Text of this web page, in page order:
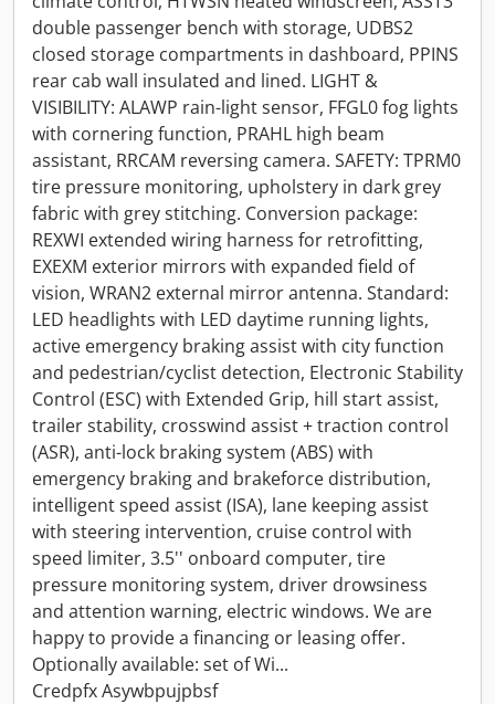
double passenger bench with storage, UDBS2
closed storage compartments in dashboard, PPINS
rear cab wall insulated and lined. LIGHT &
VISIBILITY: ALAWP rain-light sensor, FFGL0 fog lights
with cornering function, PRAHL high beam
assistant, RRCAM reversing camera. SAFETY: TPRM0
tire pressure monitoring, upholstery in dark grey
fabric with grey stitching. Conversion package:
REXWI extended wiring harness for retrofitting,
EXEXM exterior mirrors with expanded field of
vision, WRAN2 external mirror antenna. Standard:
LED headlights with LED daytime running lights,
active emergency braking assist with city function
and pedestrian/cyclist detection, Electronic Stability
Control (ESC) with Extended Grip, hill start assist,
trailer stability, crosswind assist + traction control
(ASR), anti-lock braking system (ABS) with
emergency braking and brakeforce distribution,
intelligent speed assist (ISA), lane keeping assist
with steering intervention, cruise control with
speed limiter, 3.5'' onboard computer, tire
pressure monitoring system, driver drowsiness
and attention warning, electric windows. We are
happy to provide a financing or leasing offer.
Optionally available: set of Wi...
Credpfx Asywbpujpbsf